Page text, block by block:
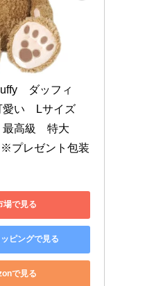
　ダッフィ
愛い　Lサイズ
最高級　特大
※プレゼント包装
場で見る
ピングで見る
で見る